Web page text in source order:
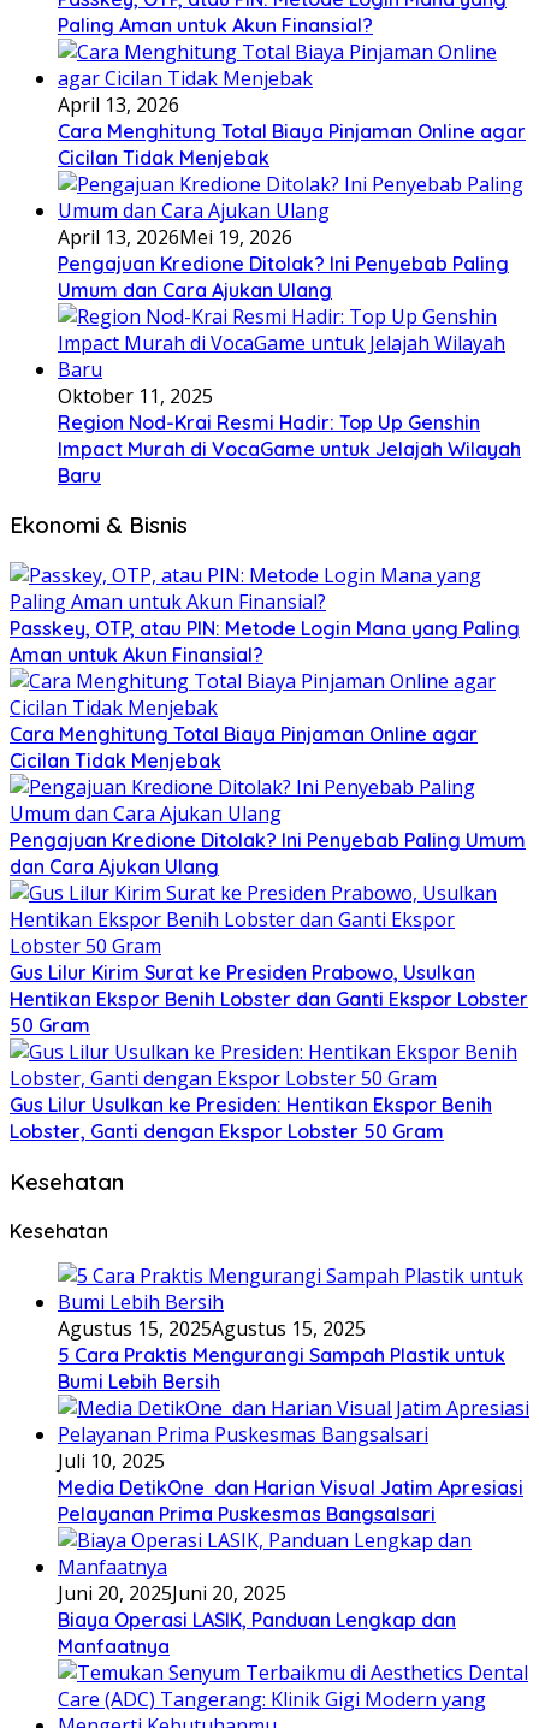
Paling Aman untuk Akun Finansial?
April 13, 2026
Cara Menghitung Total Biaya Pinjaman Online agar
Cicilan Tidak Menjebak
April 13, 2026Mei 19, 2026
Pengajuan Kredione Ditolak? Ini Penyebab Paling
Umum dan Cara Ajukan Ulang
Oktober 11, 2025
Region Nod-Krai Resmi Hadir: Top Up Genshin
Impact Murah di VocaGame untuk Jelajah Wilayah
Baru
Ekonomi & Bisnis
Passkey, OTP, atau PIN: Metode Login Mana yang Paling
Aman untuk Akun Finansial?
Cara Menghitung Total Biaya Pinjaman Online agar
Cicilan Tidak Menjebak
Pengajuan Kredione Ditolak? Ini Penyebab Paling Umum
dan Cara Ajukan Ulang
Gus Lilur Kirim Surat ke Presiden Prabowo, Usulkan
Hentikan Ekspor Benih Lobster dan Ganti Ekspor Lobster
50 Gram
Gus Lilur Usulkan ke Presiden: Hentikan Ekspor Benih
Lobster, Ganti dengan Ekspor Lobster 50 Gram
Kesehatan
Kesehatan
Agustus 15, 2025Agustus 15, 2025
5 Cara Praktis Mengurangi Sampah Plastik untuk
Bumi Lebih Bersih
Juli 10, 2025
Media DetikOne dan Harian Visual Jatim Apresiasi
Pelayanan Prima Puskesmas Bangsalsari
Juni 20, 2025Juni 20, 2025
Biaya Operasi LASIK, Panduan Lengkap dan
Manfaatnya